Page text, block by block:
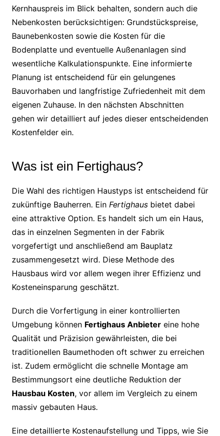
Kernhauspreis im Blick behalten, sondern auch die
Nebenkosten berücksichtigen: Grundstückspreise,
Baunebenkosten sowie die Kosten für die
Bodenplatte und eventuelle Außenanlagen sind
wesentliche Kalkulationspunkte. Eine informierte
Planung ist entscheidend für ein gelungenes
Bauvorhaben und langfristige Zufriedenheit mit dem
eigenen Zuhause. In den nächsten Abschnitten
gehen wir detailliert auf jedes dieser entscheidenden
Kostenfelder ein.
Was ist ein Fertighaus?
Die Wahl des richtigen Haustyps ist entscheidend für
zukünftige Bauherren. Ein Fertighausbietet dabei
eine attraktive Option. Es handelt sich um ein Haus,
das in einzelnen Segmenten in der Fabrik
vorgefertigt und anschließend am Bauplatz
zusammengesetzt wird. Diese Methode des
Hausbaus wird vor allem wegen ihrer Effizienz und
Kosteneinsparung geschätzt.
Durch die Vorfertigung in einer kontrollierten
Umgebung können Fertighaus Anbietereine hohe
Qualität und Präzision gewährleisten, die bei
traditionellen Baumethoden oft schwer zu erreichen
ist. Zudem ermöglicht die schnelle Montage am
Bestimmungsort eine deutliche Reduktion der
Hausbau Kosten, vor allem im Vergleich zu einem
massiv gebauten Haus.
Eine detaillierte Kostenaufstellung und Tipps, wie Sie